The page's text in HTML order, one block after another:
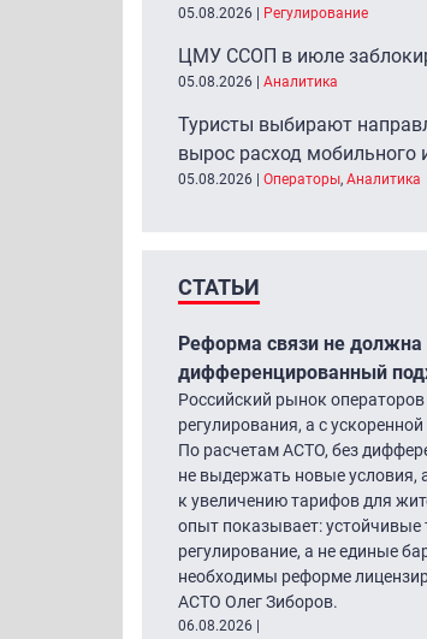
05.08.2026 | Регулирование
ЦМУ ССОП в июле
05.08.2026 | Аналитика
Туристы выбирают
вырос расход мобильного
05.08.2026 | Операторы, Аналитика
СТАТЬИ
Реформа связи не
дифференцированный
Российский рынок
регулирования, а с
По расчетам АСТО, без
не выдержать новые условия,
к увеличению тарифов для
опыт показывает:
регулирование, а не единые
необходимы реформе
АСТО Олег Зиборов.
06.08.2026 |